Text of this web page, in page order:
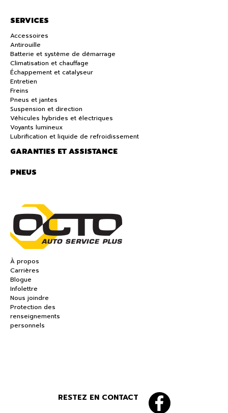
SERVICES
Accessoires
Antirouille
Batterie et système de démarrage
Climatisation et chauffage
Échappement et catalyseur
Entretien
Freins
Pneus et jantes
Suspension et direction
Véhicules hybrides et électriques
Voyants lumineux
Lubrification et liquide de refroidissement
GARANTIES ET ASSISTANCE
PNEUS
À propos
Carrières
Blogue
Infolettre
Nous joindre
Protection des
renseignements
personnels
RESTEZ EN CONTACT